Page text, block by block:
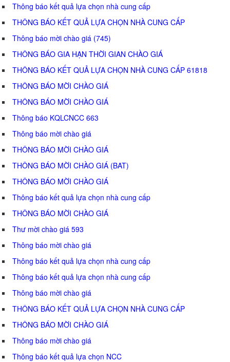
Thông báo kết quả lựa chọn nhà cung cấp
THÔNG BÁO KẾT QUẢ LỰA CHỌN NHÀ CUNG CẤP
Thông báo mời chào giá (745)
THÔNG BÁO GIA HẠN THỜI GIAN CHÀO GIÁ
THÔNG BÁO KẾT QUẢ LỰA CHỌN NHÀ CUNG CẤP 61818
THÔNG BÁO MỜI CHÀO GIÁ
THÔNG BÁO MỜI CHÀO GIÁ
Thông báo KQLCNCC 663
Thông báo mời chào giá
THÔNG BÁO MỜI CHÀO GIÁ
THÔNG BÁO MỜI CHÀO GIÁ (BAT)
THÔNG BÁO MỜI CHÀO GIÁ
Thông báo kết quả lựa chọn nhà cung cấp
THÔNG BÁO MỜI CHÀO GIÁ
Thư mời chào giá 593
Thông báo mời chào giá
Thông báo kết quả lựa chọn nhà cung cấp
Thông báo kết quả lựa chọn nhà cung cấp
Thông báo mời chào giá
THÔNG BÁO KẾT QUẢ LỰA CHỌN NHÀ CUNG CẤP
THÔNG BÁO MỜI CHÀO GIÁ
Thông báo mời chào giá
Thông báo kết quả lựa chọn NCC